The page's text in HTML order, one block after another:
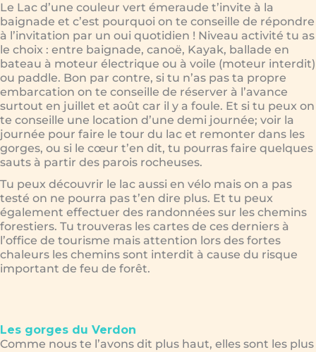
Le Lac d’une couleur vert émeraude t’invite à la
baignade et c’est pourquoi on te conseille de répondre
à l’invitation par un oui quotidien ! Niveau activité tu as
le choix : entre baignade, canoë, Kayak, ballade en
bateau à moteur électrique ou à voile (moteur interdit)
ou paddle. Bon par contre, si tu n’as pas ta propre
embarcation on te conseille de réserver à l’avance
surtout en juillet et août car il y a foule. Et si tu peux on
te conseille une location d’une demi journée; voir la
journée pour faire le tour du lac et remonter dans les
gorges, ou si le cœur t’en dit, tu pourras faire quelques
sauts à partir des parois rocheuses.
Tu peux découvrir le lac aussi en vélo mais on a pas
testé on ne pourra pas t’en dire plus. Et tu peux
également effectuer des randonnées sur les chemins
forestiers. Tu trouveras les cartes de ces derniers à
l’office de tourisme mais attention lors des fortes
chaleurs les chemins sont interdit à cause du risque
important de feu de forêt.
Les gorges du Verdon
Comme nous te l’avons dit plus haut, elles sont les plus